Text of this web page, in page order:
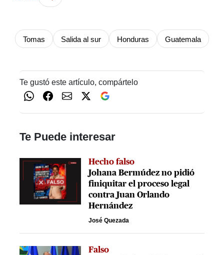
Tomas Salida al sur Honduras Guatemala
Te gustó este artículo, compártelo
Te Puede interesar
Hecho falso
Johana Bermúdez no pidió
finiquitar el proceso legal
contra Juan Orlando
Hernández
José Quezada
Falso